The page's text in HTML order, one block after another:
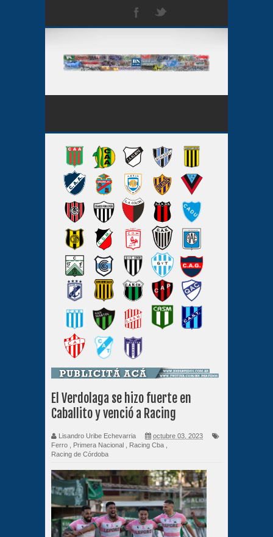
El Verdolaga se hizo fuerte en
Caballito y venció a Racing
Lisandro Uribe Echevarria
octubre 03, 2023
Ferro
Primera Nacional Racing Cba
Racing de Córdoba